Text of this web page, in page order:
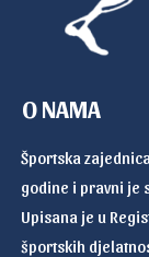
O NAMA
Športska
godine i pravni je
Upisana je u
športskih